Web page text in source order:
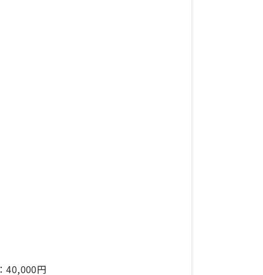
40,000円